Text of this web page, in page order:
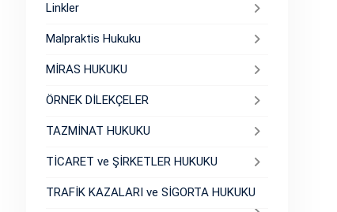
Linkler
Malpraktis Hukuku
MİRAS HUKUKU
ÖRNEK DİLEKÇELER
TAZMİNAT HUKUKU
TİCARET ve ŞİRKETLER HUKUKU
TRAFİK KAZALARI ve SİGORTA HUKUKU